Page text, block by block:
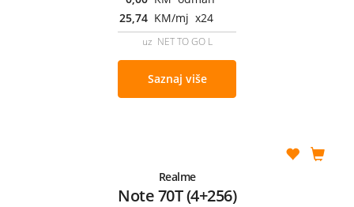
25,74 KM/mj x24
uz NET TO GO L
Saznaj više
Realme
Note 70T (4+256)